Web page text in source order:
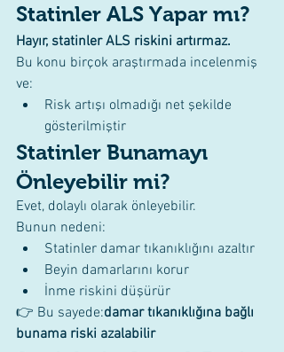
Statinler ALS Yapar mı?
Hayır, statinler ALS riskini artırmaz.
Bu konu birçok araştırmada incelenmiş
ve:
Risk artışı olmadığı net şekilde
gösterilmiştir
Statinler Bunamayı
Önleyebilir mi?
Evet, dolaylı olarak önleyebilir.
Bunun nedeni:
Statinler damar tıkanıklığını azaltır
Beyin damarlarını korur
İnme riskini düşürür
👉 Bu sayede:damar tıkanıklığına bağlı
bunama riski azalabilir